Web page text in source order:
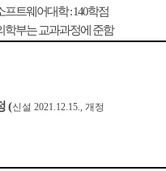
프트웨어대학: 140학점
학부는 교과과정에 준함
(신설 2021.12.15., 개정